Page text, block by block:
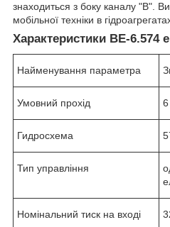
знаходиться з боку каналу "В".
мобільної техніки в
Характеристики ВЕ-6.574 е
Найменування параметра
Умовний прохід
Гидросхема
Тип управління
Номінальний тиск на вході